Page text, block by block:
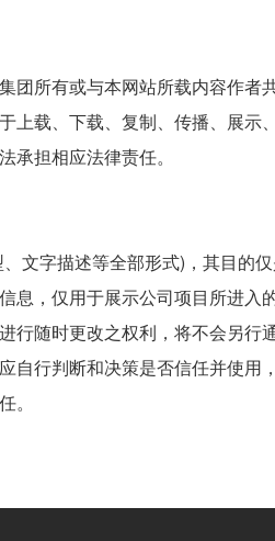
团所有或与本网站所载内容作
上载、下载、复制、传播、展
承担相应法律责任。
文字描述等全部形式)，其目的
息，仅用于展示公司项目所进入
行随时更改之权利，将不会另行
自行判断和决策是否信任并使
。